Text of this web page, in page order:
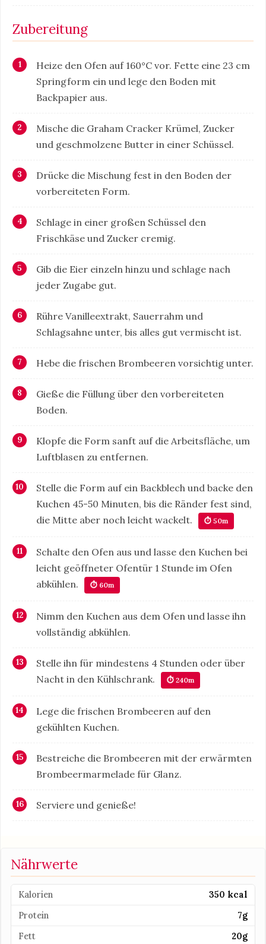
Zubereitung
Heize den Ofen auf 160°C vor. Fette eine 23 cm
Springform ein und lege den Boden mit
Backpapier aus.
Mische die Graham Cracker Krümel, Zucker
und geschmolzene Butter in einer Schüssel.
Drücke die Mischung fest in den Boden der
vorbereiteten Form.
Schlage in einer großen Schüssel den
Frischkäse und Zucker cremig.
Gib die Eier einzeln hinzu und schlage nach
jeder Zugabe gut.
Rühre Vanilleextrakt, Sauerrahm und
Schlagsahne unter, bis alles gut vermischt ist.
Hebe die frischen Brombeeren vorsichtig unter.
Gieße die Füllung über den vorbereiteten
Boden.
Klopfe die Form sanft auf die Arbeitsfläche, um
Luftblasen zu entfernen.
Stelle die Form auf ein Backblech und backe den
Kuchen 45-50 Minuten, bis die Ränder fest sind,
die Mitte aber noch leicht wackelt.
⏱ 50m
Schalte den Ofen aus und lasse den Kuchen bei
leicht geöffneter Ofentür 1 Stunde im Ofen
abkühlen.
⏱ 60m
Nimm den Kuchen aus dem Ofen und lasse ihn
vollständig abkühlen.
Stelle ihn für mindestens 4 Stunden oder über
Nacht in den Kühlschrank.
⏱ 240m
Lege die frischen Brombeeren auf den
gekühlten Kuchen.
Bestreiche die Brombeeren mit der erwärmten
Brombeermarmelade für Glanz.
Serviere und genieße!
Nährwerte
Kalorien
350 kcal
Protein
7g
Fett
20g